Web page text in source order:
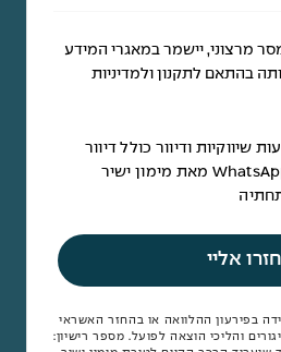
מרצוני, יישמר במאגרי המידע
בהתאם לתקנון ולמדיניות
שיווקיות ודיוור כולל דיוור
אלקטרוני, SMS ו- WhatsApp מאת מימון ישיר
חזרו אליי
בפירעון ההלוואה או בהחזר האשראי
והליכי הוצאה לפועל. מספר רישיון: